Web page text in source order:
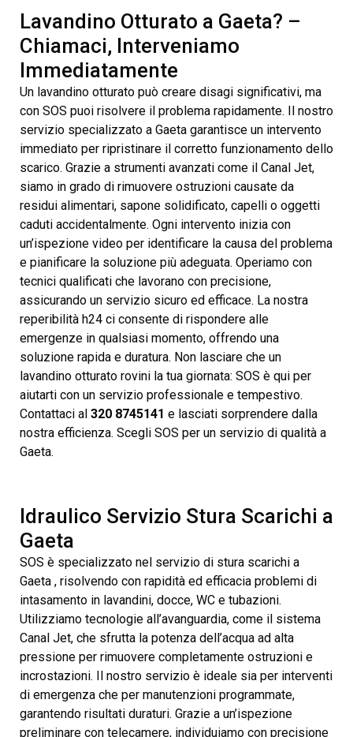
Lavandino Otturato a Gaeta? –
Chiamaci, Interveniamo
Immediatamente
Un lavandino otturato può creare disagi significativi, ma
con SOS puoi risolvere il problema rapidamente. Il nostro
servizio specializzato a Gaeta garantisce un intervento
immediato per ripristinare il corretto funzionamento dello
scarico. Grazie a strumenti avanzati come il Canal Jet,
siamo in grado di rimuovere ostruzioni causate da
residui alimentari, sapone solidificato, capelli o oggetti
caduti accidentalmente. Ogni intervento inizia con
un’ispezione video per identificare la causa del problema
e pianificare la soluzione più adeguata. Operiamo con
tecnici qualificati che lavorano con precisione,
assicurando un servizio sicuro ed efficace. La nostra
reperibilità h24 ci consente di rispondere alle
emergenze in qualsiasi momento, offrendo una
soluzione rapida e duratura. Non lasciare che un
lavandino otturato rovini la tua giornata: SOS è qui per
aiutarti con un servizio professionale e tempestivo.
Contattaci al 320 8745141 e lasciati sorprendere dalla
nostra efficienza. Scegli SOS per un servizio di qualità a
Gaeta.
Idraulico Servizio Stura Scarichi a
Gaeta
SOS è specializzato nel servizio di stura scarichi a
Gaeta , risolvendo con rapidità ed efficacia problemi di
intasamento in lavandini, docce, WC e tubazioni.
Utilizziamo tecnologie all’avanguardia, come il sistema
Canal Jet, che sfrutta la potenza dell’acqua ad alta
pressione per rimuovere completamente ostruzioni e
incrostazioni. Il nostro servizio è ideale sia per interventi
di emergenza che per manutenzioni programmate,
garantendo risultati duraturi. Grazie a un’ispezione
preliminare con telecamere, individuiamo con precisione